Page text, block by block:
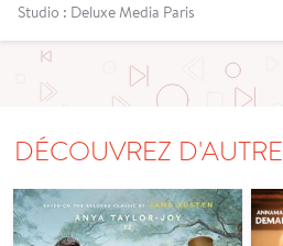
Studio : Deluxe Media Paris
DÉCOUVREZ